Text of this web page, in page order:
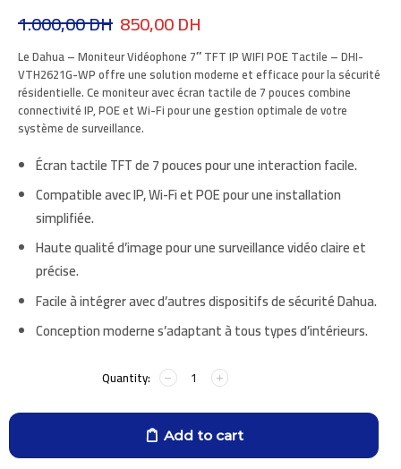
1.000,00DH 850,00DH
LeDahua – Moniteur Vidéophone 7″ TFT IP WIFI POE Tactile – DHI-
VTH2621G-WPoffre une solution moderne et efficace pour la sécurité
résidentielle. Ce moniteur avec écran tactile de 7 pouces combine
connectivité IP, POE et Wi-Fi pour une gestion optimale de votre
système de surveillance.
Écran tactile TFT de 7 pouces pour une interaction facile.
Compatible avec IP, Wi-Fi et POE pour une installation
simplifiée.
Haute qualité d’image pour une surveillance vidéo claire et
précise.
Facile à intégrer avec d’autres dispositifs de sécurité Dahua.
Conception moderne s’adaptant à tous types d’intérieurs.
Add to cart